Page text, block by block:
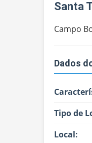
Santa
Campo
Dados
Tipo de
Local: